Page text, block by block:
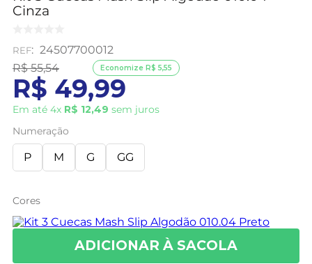
Cinza
: 24507700012
R$ 55,54
R$ 49,99
Em até 4x R$ 12,49 sem juros
Economize R$ 5,55
Numeração
P M G GG
Cores